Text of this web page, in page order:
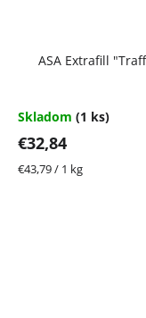
ASA Extrafill
Skladom (1 ks)
€32,84
Jednotková
€43,79 / 1 kg